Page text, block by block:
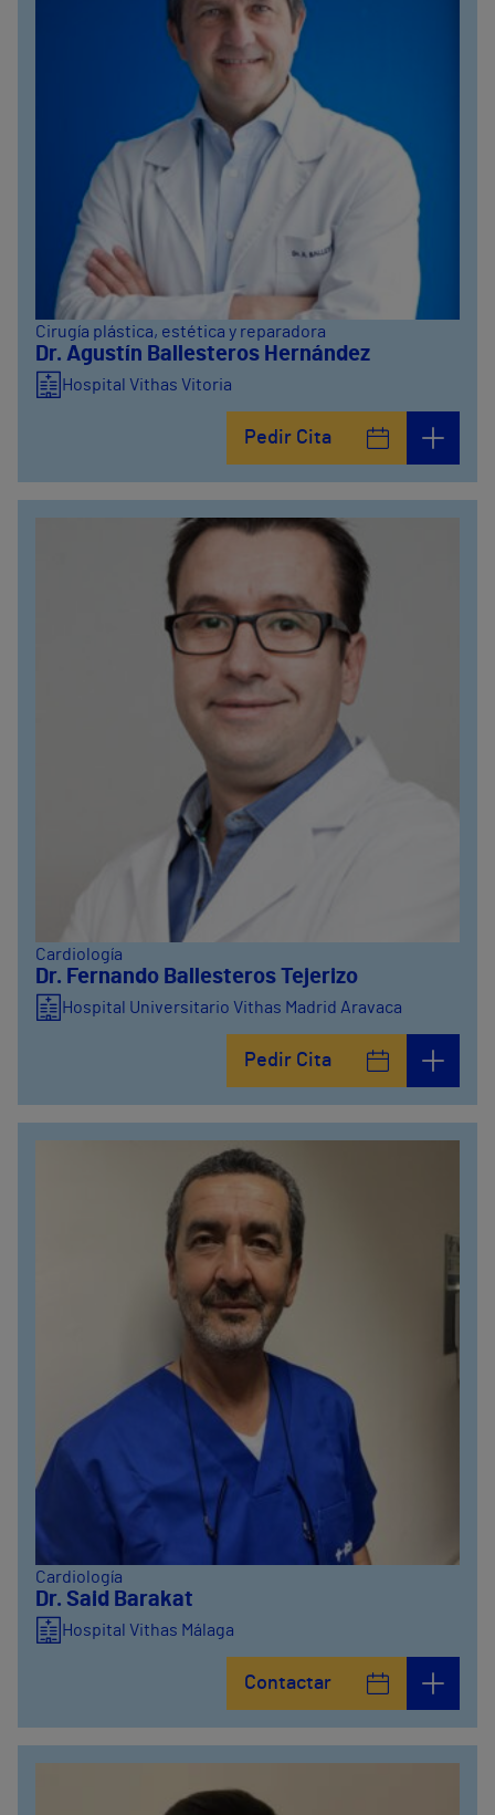
Cirugía plástica, estética y reparadora
Dr. Agustín Ballesteros Hernández
Hospital Vithas Vitoria
Pedir Cita
Cardiología
Dr. Fernando Ballesteros Tejerizo
Hospital Universitario Vithas Madrid Aravaca
Pedir Cita
Cardiología
Dr. Said Barakat
Hospital Vithas Málaga
Contactar